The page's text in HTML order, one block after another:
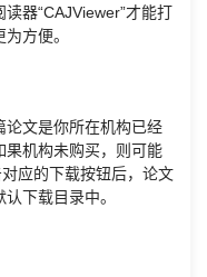
器“CAJViewer”才能打
方便。
论文是你所在机构已经
果机构未购买，则可能
应的下载按钮后，论文
下载目录中。